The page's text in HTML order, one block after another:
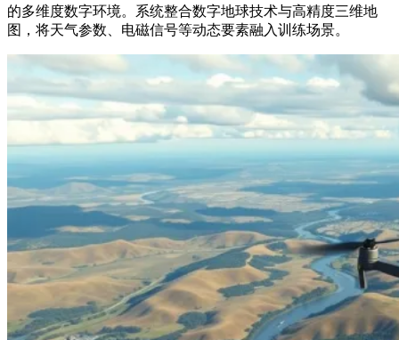
的多维度数字环境。系统整合数字地球技术与高精度三维地
图，将天气参数、电磁信号等动态要素融入训练场景。